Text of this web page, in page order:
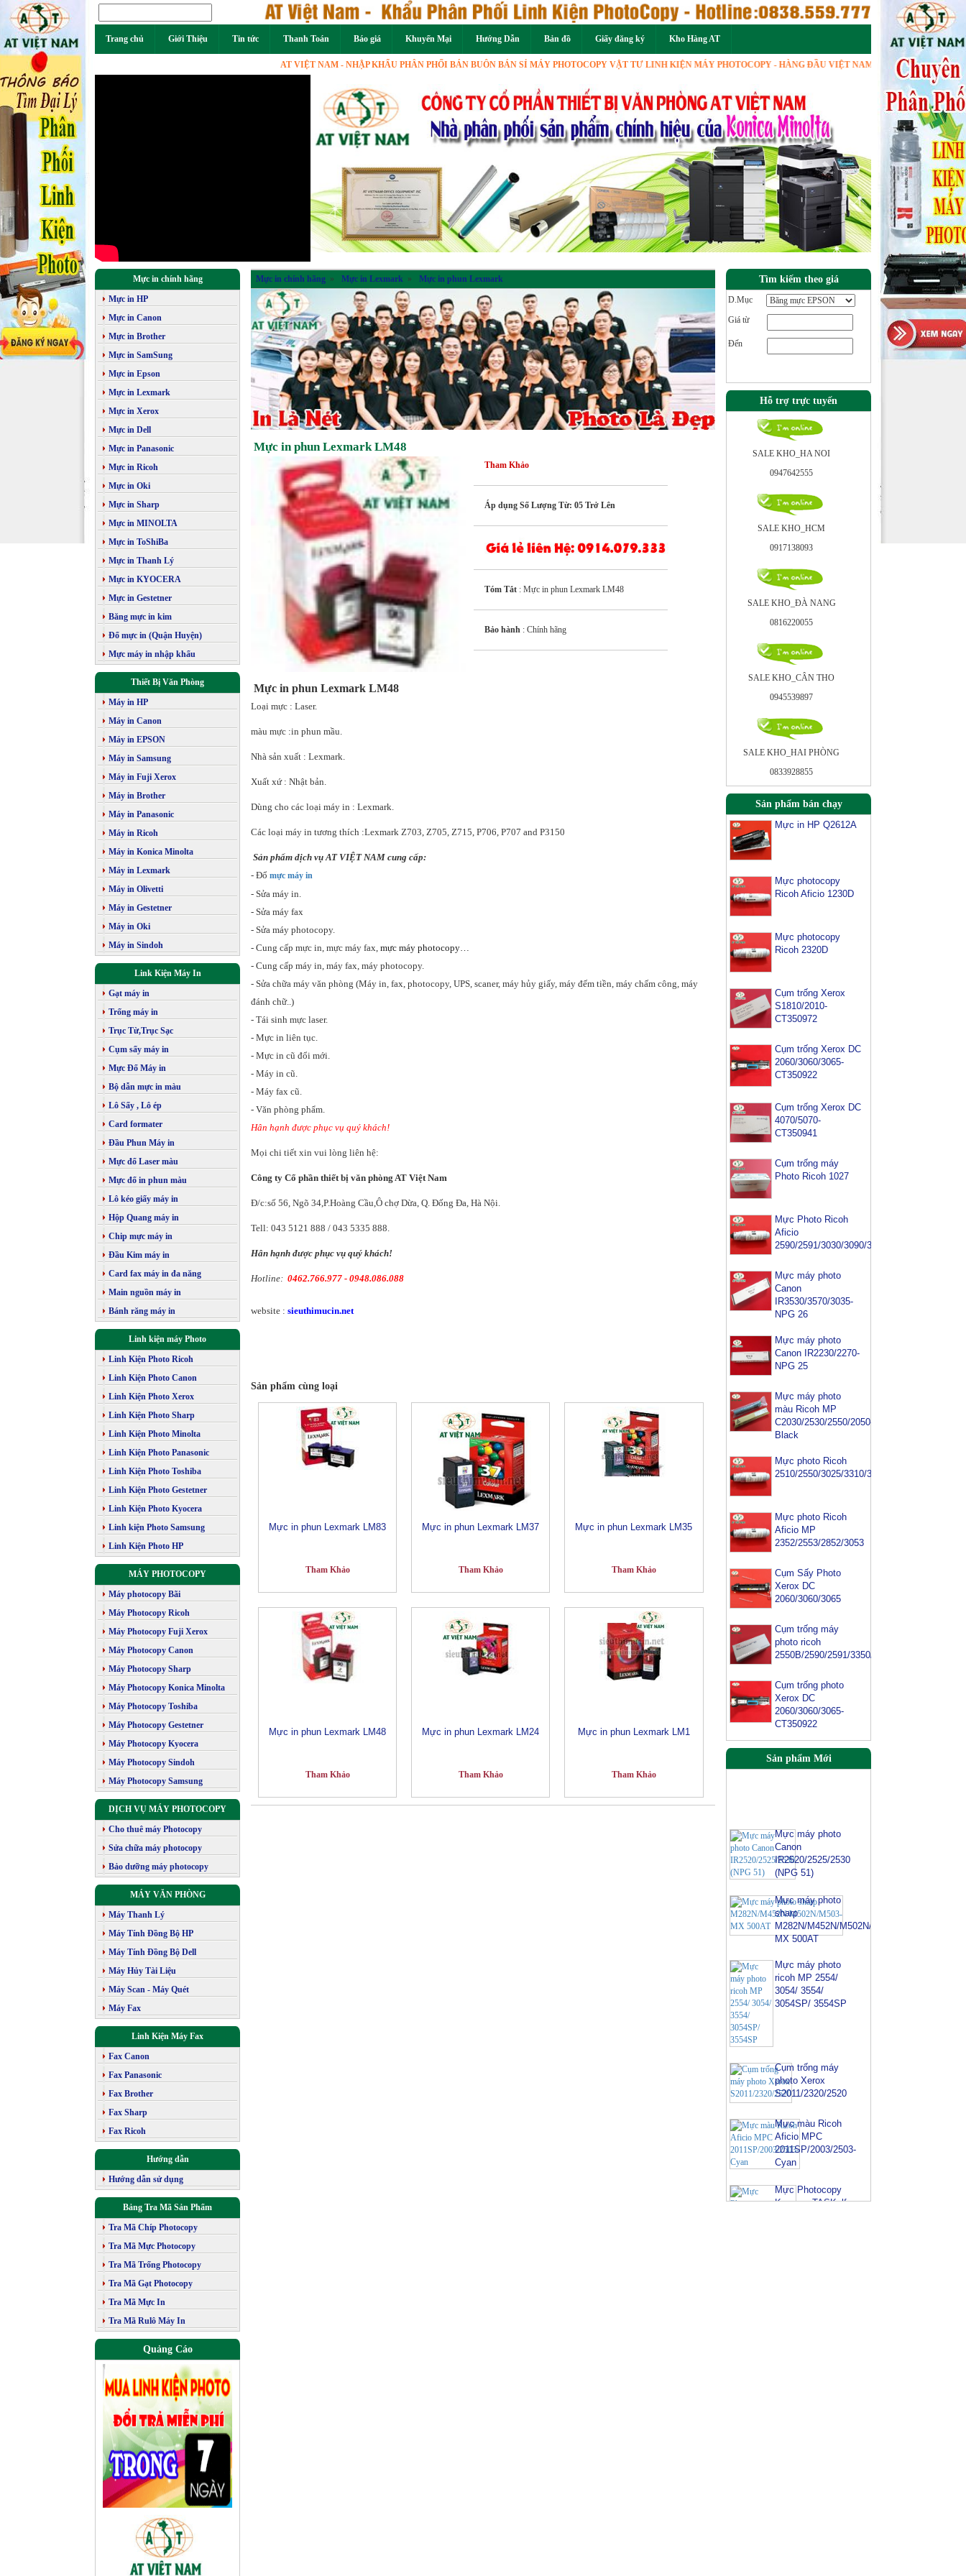
Trang chủ Giới Thiệu Tin tức Thanh Toán Báo giá Khuyến Mại Hướng Dẫn Bản đồ Giấy đăng ký Kho Hàng AT
AT VIỆT NAM - NHẬP KHẨU PHÂN PHỐI BÁN BUÔN BÁN SỈ MÁY PHOTOCOPY VẬT TƯ LINH KIỆN MÁY PHOTOCOPY - HÀNG ĐẦU VIỆT NAM
Previous Next
Mực in chính hãng
Mực in HP
Mực in Canon
Mực in Brother
Mực in SamSung
Mực in Epson
Mực in Lexmark
Mực in Xerox
Mực in Dell
Mực in Panasonic
Mực in Ricoh
Mực in Oki
Mực in Sharp
Mực in MINOLTA
Mực in ToShiBa
Mực in Thanh Lý
Mực in KYOCERA
Mực in Gestetner
Băng mực in kim
Đổ mực in (Quận Huyện)
Mực máy in nhập khẩu
Thiết Bị Văn Phòng
Máy in HP
Máy in Canon
Máy in EPSON
Máy in Samsung
Máy in Fuji Xerox
Máy in Brother
Máy in Panasonic
Máy in Ricoh
Máy in Konica Minolta
Máy in Lexmark
Máy in Olivetti
Máy in Gestetner
Máy in Oki
Máy in Sindoh
Link Kiện Máy In
Gạt máy in
Trống máy in
Trục Từ,Trục Sạc
Cụm sấy máy in
Mực Đổ Máy in
Bộ dẫn mực in màu
Lô Sấy , Lô ép
Card formater
Đầu Phun Máy in
Mực đổ Laser màu
Mực đổ in phun màu
Lô kéo giấy máy in
Hộp Quang máy in
Chip mực máy in
Đầu Kim máy in
Card fax máy in đa năng
Main nguồn máy in
Bánh răng máy in
Linh kiện máy Photo
Linh Kiện Photo Ricoh
Linh Kiện Photo Canon
Linh Kiện Photo Xerox
Linh Kiện Photo Sharp
Linh Kiện Photo Minolta
Linh Kiện Photo Panasonic
Linh Kiện Photo Toshiba
Linh Kiện Photo Gestetner
Linh Kiện Photo Kyocera
Linh kiện Photo Samsung
Linh Kiện Photo HP
MÁY PHOTOCOPY
Máy photocopy Bãi
Máy Photocopy Ricoh
Máy Photocopy Fuji Xerox
Máy Photocopy Canon
Máy Photocopy Sharp
Máy Photocopy Konica Minolta
Máy Photocopy Toshiba
Máy Photocopy Gestetner
Máy Photocopy Kyocera
Máy Photocopy Sindoh
Máy Photocopy Samsung
DỊCH VỤ MÁY PHOTOCOPY
Cho thuê máy Photocopy
Sửa chữa máy photocopy
Bảo dưỡng máy photocopy
MÁY VĂN PHÒNG
Máy Thanh Lý
Máy Tính Đồng Bộ HP
Máy Tính Đồng Bộ Dell
Máy Hủy Tài Liệu
Máy Scan - Máy Quét
Máy Fax
Linh Kiện Máy Fax
Fax Canon
Fax Panasonic
Fax Brother
Fax Sharp
Fax Ricoh
Hướng dẫn
Hướng dẫn sử dụng
Bảng Tra Mã Sản Phẩm
Tra Mã Chíp Photocopy
Tra Mã Mực Photocopy
Tra Mã Trống Photocopy
Tra Mã Gạt Photocopy
Tra Mã Mực In
Tra Mã Rulô Máy In
Quảng Cáo
Mực in chính hãng » Mực in Lexmark » Mực in phun Lexmark
Mực in phun Lexmark LM48
Tham Khảo
Áp dụng Số Lượng Từ: 05 Trở Lên
Tóm Tắt : Mực in phun Lexmark LM48
Bảo hành : Chính hãng
Mực in phun Lexmark LM48
Loại mực : Laser.
màu mực :in phun mầu.
Nhà sản xuất : Lexmark.
Xuất xứ : Nhật bản.
Dùng cho các loại máy in : Lexmark.
Các loại máy in tương thích :Lexmark Z703, Z705, Z715, P706, P707 and P3150
Sản phẩm dịch vụ AT VIỆT NAM cung cấp:
- Đổ mực máy in
- Sửa máy in.
- Sửa máy fax
- Sửa máy photocopy.
- Cung cấp mực in, mực máy fax, mực máy photocopy…
- Cung cấp máy in, máy fax, máy photocopy.
- Sửa chữa máy văn phòng (Máy in, fax, photocopy, UPS, scaner, máy hủy giấy, máy đếm tiền, máy chấm công, máy
đánh chữ..)
- Tái sinh mực laser.
- Mực in liên tục.
- Mực in cũ đổi mới.
- Máy in cũ.
- Máy fax cũ.
- Văn phòng phẩm.
Hân hạnh được phục vụ quý khách!
Mọi chi tiết xin vui lòng liên hệ:
Công ty Cổ phần thiết bị văn phòng AT Việt Nam
Đ/c:số 56, Ngõ 34,P.Hoàng Cầu,Ô chợ Dừa, Q. Đống Đa, Hà Nội.
Tell: 043 5121 888 / 043 5335 888.
Hân hạnh được phục vụ quý khách!
Hotline: 0462.766.977 - 0948.086.088
website : sieuthimucin.net
Sản phẩm cùng loại
Mực in phun Lexmark LM83
Tham Khảo
Mực in phun Lexmark LM37
Tham Khảo
Mực in phun Lexmark LM35
Tham Khảo
Mực in phun Lexmark LM48
Tham Khảo
Mực in phun Lexmark LM24
Tham Khảo
Mực in phun Lexmark LM1
Tham Khảo
Tìm kiếm theo giá
D.Mục
Giá từ
Đến
Hỗ trợ trực tuyến
SALE KHO_HA NOI
0947642555
SALE KHO_HCM
0917138093
SALE KHO_ÐÀ NANG
0816220055
SALE KHO_CÂN THO
0945539897
SALE KHO_HAI PHÒNG
0833928855
Sản phẩm bán chạy
Mực in HP Q2612A
Mực photocopy
Ricoh Aficio 1230D
Mực photocopy
Ricoh 2320D
Cụm trống Xerox
S1810/2010-
CT350972
Cụm trống Xerox DC
2060/3060/3065-
CT350922
Cụm trống Xerox DC
4070/5070-
CT350941
Cụm trống máy
Photo Ricoh 1027
Mực Photo Ricoh
Aficio
2590/2591/3030/3090/3391
Mực máy photo
Canon
IR3530/3570/3035-
NPG 26
Mực máy photo
Canon IR2230/2270-
NPG 25
Mực máy photo
màu Ricoh MP
C2030/2530/2550/2050-
Black
Mực photo Ricoh
2510/2550/3025/3310/3350/3352/3353
Mực photo Ricoh
Aficio MP
2352/2553/2852/3053
Cụm Sấy Photo
Xerox DC
2060/3060/3065
Cụm trống máy
photo ricoh
2550B/2590/2591/3350/3352
Cụm trống photo
Xerox DC
2060/3060/3065-
CT350922
Sản phẩm Mới
IR2520/2525/2530
(NPG 51)
Mực máy photo
M282N/M452N/M502N/M503-
MX 500AT
Mực máy photo
3054/ 3554/
3054SP/ 3554SP
S2011/2320/2520
Mực màu Ricoh
2011SP/2003/2503-
Cyan
Mực Photocopy
4002i/5002i/6002i-
TK 6329